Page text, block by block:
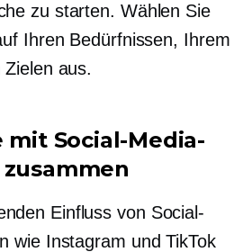
zu starten. Wählen Sie
Ihren Bedürfnissen, Ihrem
aus.
mit Social-Media-
Einfluss von Social-
wie Instagram und TikTok